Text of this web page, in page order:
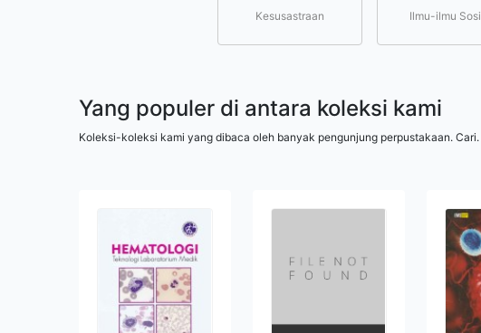
Kesusastraan Ilmu-ilmu
Yang populer di antara koleksi kami
Koleksi-koleksi kami yang dibaca oleh banyak pengunjung perpustakaan.